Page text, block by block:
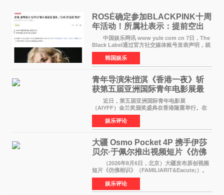
ROSÉ确定参加BLACKPINK十周
年活动！所属社表示：提前空出
了时间
中国娱乐网讯 www yule com cn 7日，The
Black Label通过官方社交媒体账号发表声明，就
近期网络上关于ROS&Eacute;个人行程及是否参
加BLACKPINK出道纪念活动的种种猜测作出正
式回应。 Th
韩国娱乐
青年导演朱愷淇《香港一夜》斩
获第五届亚洲国际青年电影展最
佳剧本改编奖
近日，第五届亚洲国际青年电影展
（AIYFF）金兰奖颁奖盛典在香港隆重举行。在
这场汇聚数百位海内外电影人、文化界人士及媒
体代表的亚洲青年影视盛会上，香港本土电影
《香港一夜》（Dawn in Ho
娱乐评论
大疆 Osmo Pocket 4P 携手伊莎
贝尔·于佩尔推出视频短片《仿佛
相识》
（2026年8月6日，北京）大疆发布原创视频
短片《仿佛相识》（FAMILIARIT&Eacute;）。
视频短片由戛纳国际电影节最佳女演员伊莎贝尔·
于佩尔（Isabelle Huppert）主演，全程使用大
疆首款双主摄口
娱乐评论